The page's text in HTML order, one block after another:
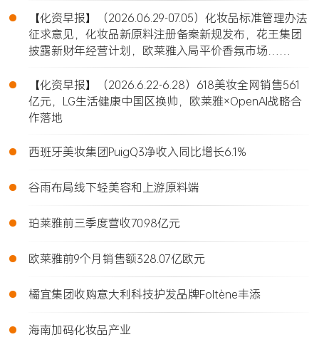
•
【化资早报】（2026.06.29-07.05）化妆品标准管理办法
征求意见，化妆品新原料注册备案新规发布，花王集团
披露新财年经营计划，欧莱雅入局平价香氛市场……
•
【化资早报】（2026.6.22-6.28）618美妆全网销售561
亿元，LG生活健康中国区换帅，欧莱雅×OpenAI战略合
作落地
• 西班牙美妆集团PuigQ3净收入同比增长6.1%
• 谷雨布局线下轻美容和上游原料端
• 珀莱雅前三季度营收70.98亿元
• 欧莱雅前9个月销售额328.07亿欧元
• 橘宜集团收购意大利科技护发品牌Foltène丰添
• 海南加码化妆品产业